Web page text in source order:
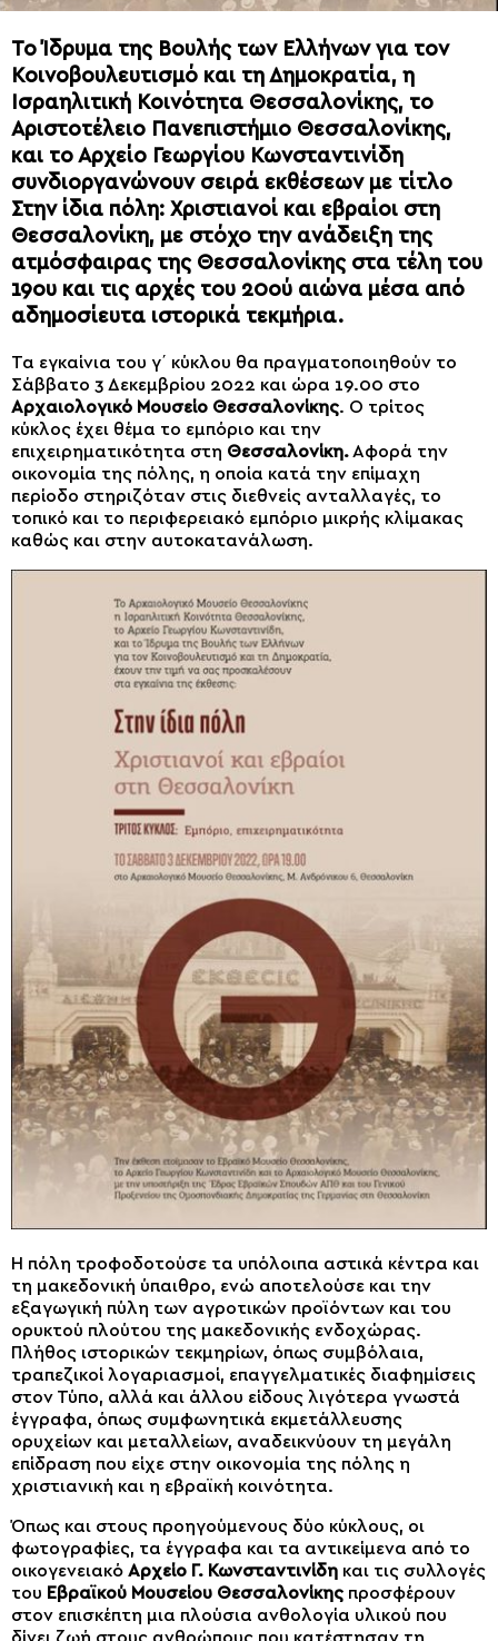
Το Ίδρυμα της Βουλής των Ελλήνων για τον
Κοινοβουλευτισμό και τη Δημοκρατία, η
Ισραηλιτική Κοινότητα Θεσσαλονίκης, το
Αριστοτέλειο Πανεπιστήμιο Θεσσαλονίκης,
και το Αρχείο Γεωργίου Κωνσταντινίδη
συνδιοργανώνουν σειρά εκθέσεων με τίτλο
Στην ίδια πόλη: Χριστιανοί και εβραίοι στη
Θεσσαλονίκη, με στόχο την ανάδειξη της
ατμόσφαιρας της Θεσσαλονίκης στα τέλη του
19ου και τις αρχές του 20ού αιώνα μέσα από
αδημοσίευτα ιστορικά τεκμήρια.
Τα εγκαίνια του γ΄ κύκλου θα πραγματοποιηθούν το
Σάββατο 3 Δεκεμβρίου 2022 και ώρα 19.00 στο
Αρχαιολογικό Μουσείο Θεσσαλονίκης. Ο τρίτος
κύκλος έχει θέμα το εμπόριο και την
επιχειρηματικότητα στη Θεσσαλονίκη. Αφορά την
οικονομία της πόλης, η οποία κατά την επίμαχη
περίοδο στηριζόταν στις διεθνείς ανταλλαγές, το
τοπικό και το περιφερειακό εμπόριο μικρής κλίμακας
καθώς και στην αυτοκατανάλωση.
Η πόλη τροφοδοτούσε τα υπόλοιπα αστικά κέντρα και
τη μακεδονική ύπαιθρο, ενώ αποτελούσε και την
εξαγωγική πύλη των αγροτικών προϊόντων και του
ορυκτού πλούτου της μακεδονικής ενδοχώρας.
Πλήθος ιστορικών τεκμηρίων, όπως συμβόλαια,
τραπεζικοί λογαριασμοί, επαγγελματικές διαφημίσεις
στον Τύπο, αλλά και άλλου είδους λιγότερα γνωστά
έγγραφα, όπως συμφωνητικά εκμετάλλευσης
ορυχείων και μεταλλείων, αναδεικνύουν τη μεγάλη
επίδραση που είχε στην οικονομία της πόλης η
χριστιανική και η εβραϊκή κοινότητα.
Όπως και στους προηγούμενους δύο κύκλους, οι
φωτογραφίες, τα έγγραφα και τα αντικείμενα από το
οικογενειακό Αρχείο Γ. Κωνσταντινίδη και τις συλλογές
του Εβραϊκού Μουσείου Θεσσαλονίκης προσφέρουν
στον επισκέπτη μια πλούσια ανθολογία υλικού που